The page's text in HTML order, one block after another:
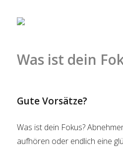
Was ist dein
Gute Vorsätze?
Was ist dein Fokus?
aufhören oder endlich eine